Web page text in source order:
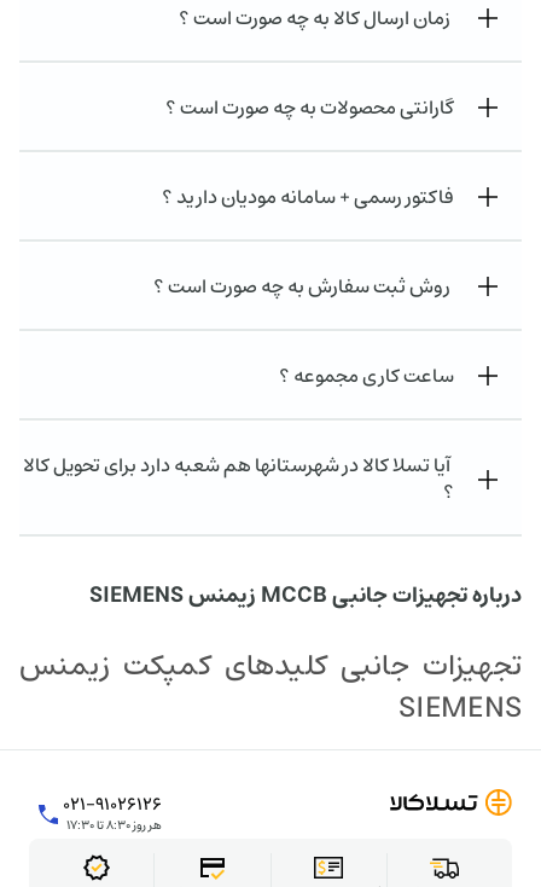
زمان ارسال کالا به چه صورت است ؟
گارانتی محصولات به چه صورت است ؟
فاکتور رسمی + سامانه مودیان دارید ؟
روش ثبت سفارش به چه صورت است ؟
ساعت کاری مجموعه ؟
آیا تسلا کالا در شهرستانها هم شعبه دارد برای تحویل کالا
؟
درباره تجهیزات جانبی MCCB زیمنس SIEMENS
تجهیزات جانبی کلیدهای کمپکت زیمنس
SIEMENS
۰۲۱-۹۱۰۲۶۱۲۶
هر روز ۸:۳۰ تا ۱۷:۳۰